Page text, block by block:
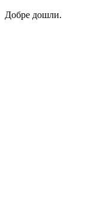
Добре дошли.